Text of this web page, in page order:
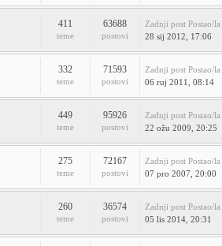
411
teme
63688
postovi
Zadnji post Postao/la
28 sij 2012, 17:06
332
teme
71593
postovi
Zadnji post Postao/la
06 ruj 2011, 08:14
449
teme
95926
postovi
Zadnji post Postao/la
22 ožu 2009, 20:25
275
teme
72167
postovi
Zadnji post Postao/la
07 pro 2007, 20:00
260
teme
36574
postovi
Zadnji post Postao/la
05 lis 2014, 20:31